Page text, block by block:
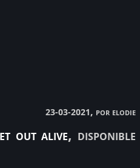
23-03-2021, por elodie
out alive, disponible